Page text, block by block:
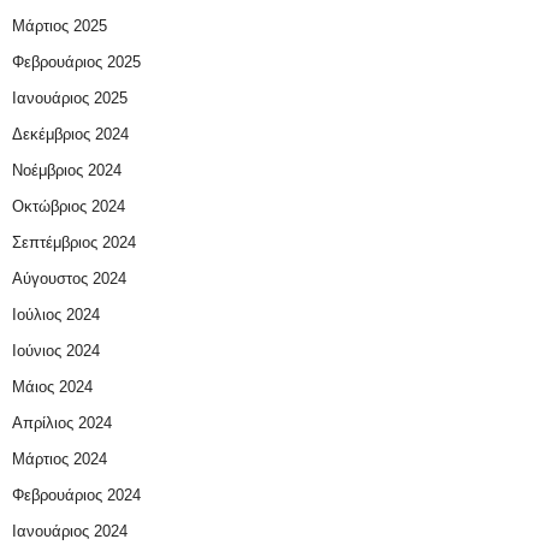
Μάρτιος 2025
Φεβρουάριος 2025
Ιανουάριος 2025
Δεκέμβριος 2024
Νοέμβριος 2024
Οκτώβριος 2024
Σεπτέμβριος 2024
Αύγουστος 2024
Ιούλιος 2024
Ιούνιος 2024
Μάιος 2024
Απρίλιος 2024
Μάρτιος 2024
Φεβρουάριος 2024
Ιανουάριος 2024